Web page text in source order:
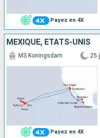
Payez en 4X
MEXIQUE, ÉTATS-UNIS
Payez en 4X
MS Koningsdam 25 j